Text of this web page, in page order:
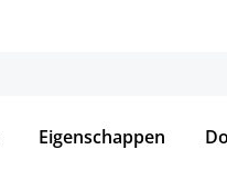
Eigenschappen